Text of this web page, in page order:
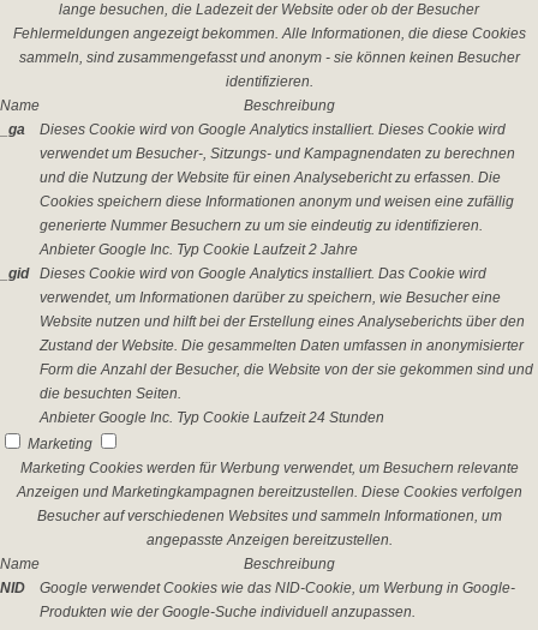
lange besuchen, die Ladezeit der Website oder ob der Besucher
Fehlermeldungen angezeigt bekommen. Alle Informationen, die diese Cookies
sammeln, sind zusammengefasst und anonym - sie können keinen Besucher
identifizieren.
Name
Beschreibung
_ga
Dieses Cookie wird von Google Analytics installiert. Dieses Cookie wird
verwendet um Besucher-, Sitzungs- und Kampagnendaten zu berechnen
und die Nutzung der Website für einen Analysebericht zu erfassen. Die
Cookies speichern diese Informationen anonym und weisen eine zufällig
generierte Nummer Besuchern zu um sie eindeutig zu identifizieren.
Anbieter Google Inc. Typ Cookie Laufzeit 2 Jahre
_gid
Dieses Cookie wird von Google Analytics installiert. Das Cookie wird
verwendet, um Informationen darüber zu speichern, wie Besucher eine
Website nutzen und hilft bei der Erstellung eines Analyseberichts über den
Zustand der Website. Die gesammelten Daten umfassen in anonymisierter
Form die Anzahl der Besucher, die Website von der sie gekommen sind und
die besuchten Seiten.
Anbieter Google Inc. Typ Cookie Laufzeit 24 Stunden
Marketing
Marketing Cookies werden für Werbung verwendet, um Besuchern relevante
Anzeigen und Marketingkampagnen bereitzustellen. Diese Cookies verfolgen
Besucher auf verschiedenen Websites und sammeln Informationen, um
angepasste Anzeigen bereitzustellen.
Name
Beschreibung
NID
Google verwendet Cookies wie das NID-Cookie, um Werbung in Google-
Produkten wie der Google-Suche individuell anzupassen.